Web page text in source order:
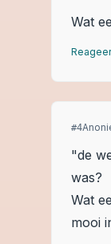
Wat
Reageer
#4
"de
was?
Wat
mooi